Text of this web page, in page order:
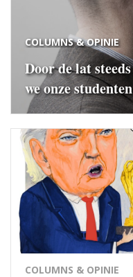
COLUMNS & OPINIE
Door de lat
we onze studenten
COLUMNS & OPINIE